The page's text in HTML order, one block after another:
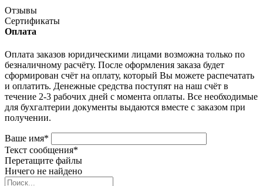
Отзывы
Сертификаты
Оплата
Оплата заказов юридическими лицами возможна только по
безналичному расчёту. После оформления заказа будет
сформирован счёт на оплату, который Вы можете распечатать
и оплатить. Денежные средства поступят на наш счёт в
течение 2-3 рабочих дней с момента оплаты. Все необходимые
для бухгалтерии документы выдаются вместе с заказом при
получении.
Ваше имя*
Текст сообщения*
Перетащите файлы
Ничего не найдено